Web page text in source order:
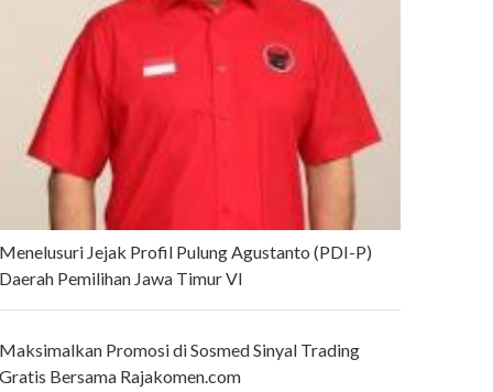
Jejak Profil Pulung Agustanto (PDI-P)
Pemilihan Jawa Timur VI
Promosi di Sosmed Sinyal Trading
Bersama Rajakomen.com